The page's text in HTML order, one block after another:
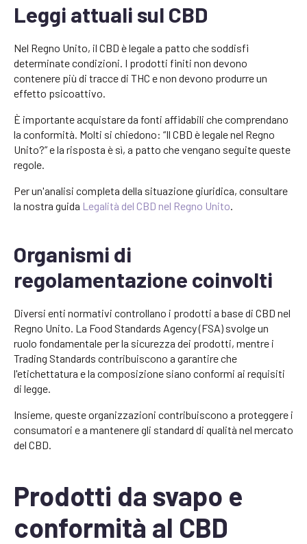
Leggi attuali sul CBD
Nel Regno Unito, il CBD è legale a patto che soddisfi
determinate condizioni. I prodotti finiti non devono
contenere più di tracce di THC e non devono produrre un
effetto psicoattivo.
È importante acquistare da fonti affidabili che comprendano
la conformità. Molti si chiedono: “Il CBD è legale nel Regno
Unito?” e la risposta è sì, a patto che vengano seguite queste
regole.
Per un'analisi completa della situazione giuridica, consultare
la nostra guida Legalità del CBD nel Regno Unito.
Organismi di
regolamentazione coinvolti
Diversi enti normativi controllano i prodotti a base di CBD nel
Regno Unito. La Food Standards Agency (FSA) svolge un
ruolo fondamentale per la sicurezza dei prodotti, mentre i
Trading Standards contribuiscono a garantire che
l'etichettatura e la composizione siano conformi ai requisiti
di legge.
Insieme, queste organizzazioni contribuiscono a proteggere i
consumatori e a mantenere gli standard di qualità nel mercato
del CBD.
Prodotti da svapo e
conformità al CBD